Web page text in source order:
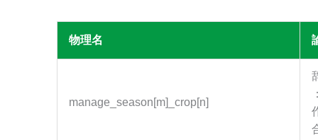
物理名
manage_season[m]_crop[n]